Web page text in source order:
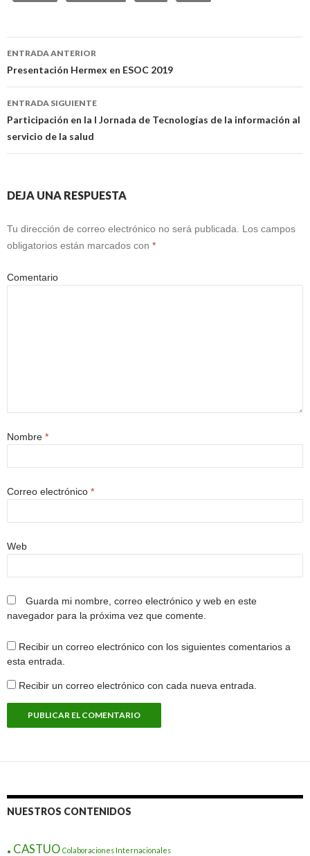
Navegación
de
entradas
ENTRADA ANTERIOR
Presentación Hermex en ESOC 2019
ENTRADA SIGUIENTE
Participación en la I Jornada de Tecnologías de la información al
servicio de la salud
DEJA UNA RESPUESTA
Tu dirección de correo electrónico no será publicada.
Los campos
obligatorios están marcados con *
Comentario
Nombre *
Correo electrónico *
Web
Guarda mi nombre, correo electrónico y web en este
navegador para la próxima vez que comente.
Recibir un correo electrónico con los siguientes comentarios a
esta entrada.
Recibir un correo electrónico con cada nueva entrada.
NUESTROS CONTENIDOS
. CASTUO Colaboraciones Internacionales